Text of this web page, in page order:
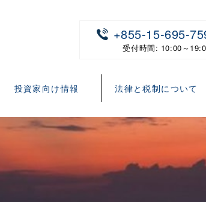
+855-15-695-
受付時間: 10:00～
投資家向け情報 法律と税制について